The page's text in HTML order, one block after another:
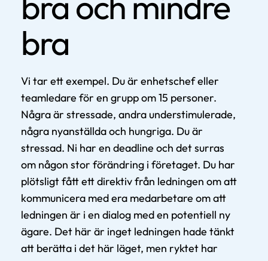
bra
Vi tar ett exempel. Du är enhetschef eller
teamledare för en grupp om 15 personer.
Några är stressade, andra understimulerade,
några nyanställda och hungriga. Du är
stressad. Ni har en deadline och det surras
om någon stor förändring i företaget. Du har
plötsligt fått ett direktiv från ledningen om att
kommunicera med era medarbetare om att
ledningen är i en dialog med en potentiell ny
ägare. Det här är inget ledningen hade tänkt
att berätta i det här läget, men ryktet har